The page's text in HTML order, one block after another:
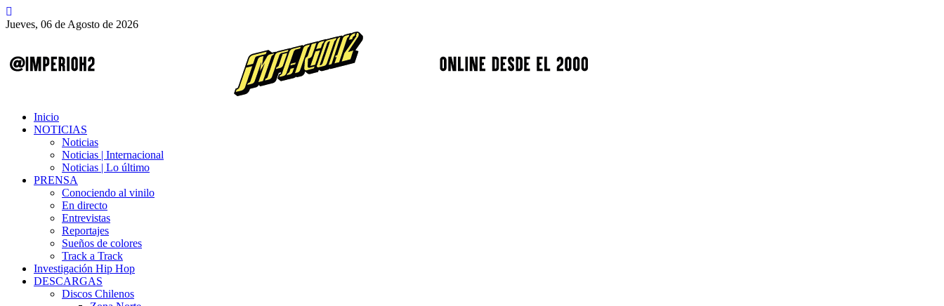
Jueves, 06 de Agosto de 2026
Inicio
NOTICIAS
Noticias
Noticias | Internacional
Noticias | Lo último
PRENSA
Conociendo al vinilo
En directo
Entrevistas
Reportajes
Sueños de colores
Track a Track
Investigación Hip Hop
DESCARGAS
Discos Chilenos